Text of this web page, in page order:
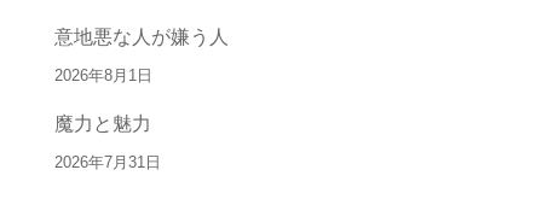
意地悪な人が嫌う人
2026年8月1日
魔力と魅力
2026年7月31日